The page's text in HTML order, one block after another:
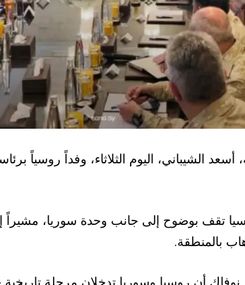
أسعد الشيباني، اليوم الثلاثاء، وفداً
روسيا تقف بوضوح إلى جانب وحدة سوريا،
بالمنطقة.
أن روسيا وسوريا تدخلان مرحلة